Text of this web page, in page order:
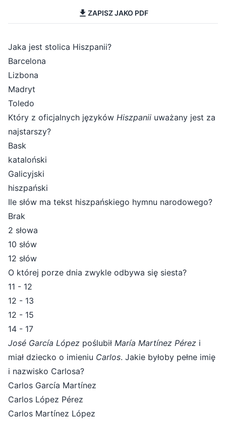
ZAPISZ JAKO PDF
Jaka jest stolica Hiszpanii?
Barcelona
Lizbona
Madryt
Toledo
Który z oficjalnych języków Hiszpanii uważany jest za
najstarszy?
Bask
kataloński
Galicyjski
hiszpański
Ile słów ma tekst hiszpańskiego hymnu narodowego?
Brak
2 słowa
10 słów
12 słów
O której porze dnia zwykle odbywa się siesta?
11 - 12
12 - 13
12 - 15
14 - 17
José García López poślubił María Martínez Pérez i
miał dziecko o imieniu Carlos. Jakie byłoby pełne imię
i nazwisko Carlosa?
Carlos García Martínez
Carlos López Pérez
Carlos Martínez López